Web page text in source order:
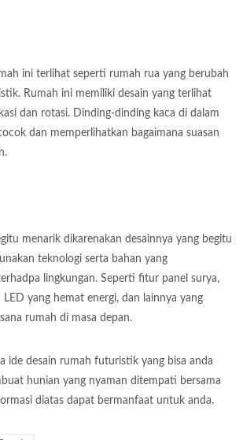
ini terlihat seperti rumah rua yang berubah
Rumah ini memiliki desain yang terlihat
dan rotasi. Dinding-dinding kaca di dalam
dan memperlihatkan bagaimana suasan
menarik dikarenakan desainnya yang begitu
teknologi serta bahan yang
lingkungan. Seperti fitur panel surya,
yang hemat energi, dan lainnya yang
rumah di masa depan.
ide desain rumah futuristik yang bisa anda
hunian yang nyaman ditempati bersama
diatas dapat bermanfaat untuk anda.